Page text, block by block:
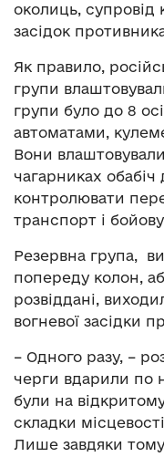
околиць, супровід
засідок
Як правило,
групи
групи було до 8
автоматами,
Вони влаштовували
чагарниках обабіч
контролювати
транспорт і бойову
Резервна група,
попереду колон,
розвіддані,
вогневої засідки
– Одного разу, –
черги вдарили по
були на
складки
Лише завдяки